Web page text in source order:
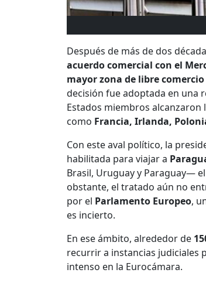
Después de más de dos
acuerdo comercial con el
mayor zona de libre
decisión fue adoptada en una
Estados miembros alcanzaron
como Francia, Irlanda,
Con este aval político, la
habilitada para viajar a
Brasil, Uruguay y Paraguay—
obstante, el tratado aún no
por el Parlamento Europeo,
es incierto.
En ese ámbito, alrededor de
recurrir a instancias judiciales
intenso en la Eurocámara.